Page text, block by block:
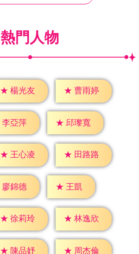
熱門人物
★ 楊光友 ★ 曹雨婷
李亞萍 ★ 邱瓈寬
★ 王心凌 ★ 田路路
廖錦德 ★ 王凱
★ 徐莉玲 ★ 林逸欣
★ 陳品妤 ★ 周杰倫